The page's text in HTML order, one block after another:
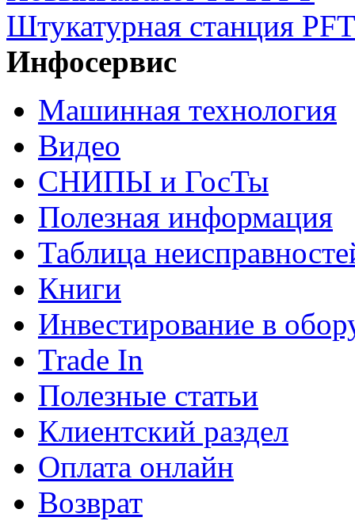
Штукатурная станция
Инфосервис
Машинная технология
Видео
СНИПЫ и ГосТы
Полезная информация
Таблица
Книги
Инвестирование в
Trade In
Полезные статьи
Клиентский раздел
Оплата онлайн
Возврат